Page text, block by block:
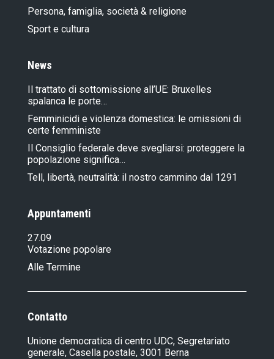
Persona, famiglia, società & religione
Sport e cultura
News
Il trattato di sottomissione all’UE: Bruxelles
spalanca le porte…
Femminicidi e violenza domestica: le omissioni di
certe femministe
Il Consiglio federale deve svegliarsi: proteggere la
popolazione significa…
Tell, libertà, neutralità: il nostro cammino dal 1291
Appuntamenti
27.09
Votazione popolare
Alle Termine
Contatto
Unione democratica di centro UDC, Segretariato
generale, Casella postale, 3001 Berna